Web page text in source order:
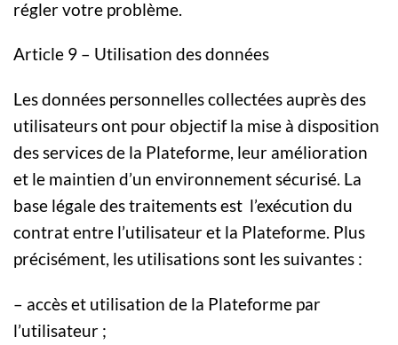
régler votre problème.
Article 9 – Utilisation des données
Les données personnelles collectées auprès des
utilisateurs ont pour objectif la mise à disposition
des services de la Plateforme, leur amélioration
et le maintien d’un environnement sécurisé. La
base légale des traitements est l’exécution du
contrat entre l’utilisateur et la Plateforme. Plus
précisément, les utilisations sont les suivantes :
– accès et utilisation de la Plateforme par
l’utilisateur ;